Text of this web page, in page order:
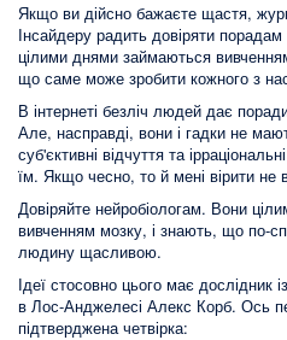
Якщо ви дійсно бажаєте щастя,
Інсайдеру радить довіряти
цілими днями займаються
що саме може зробити кожного з
В інтернеті безліч людей дає
Але, насправді, вони і гадки не
суб'єктивні відчуття та
їм. Якщо чесно, то й мені вірити не
Довіряйте нейробіологам. Вони
вивченням мозку, і знають, що по-
людину щасливою.
Ідеї стосовно цього має дослідник
в Лос-Анджелесі Алекс Корб. Ось
підтверджена четвірка: